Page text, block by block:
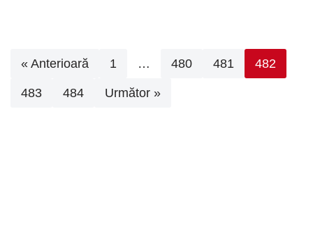
« Anterioară 1 … 480 481 482
483 484 Următor »